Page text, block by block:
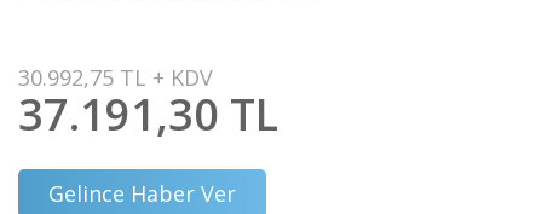
30.992,75 TL + KDV
37.191,30 TL
Gelince Haber Ver